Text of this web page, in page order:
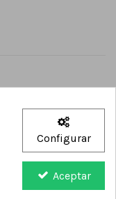
Configurar
Aceptar